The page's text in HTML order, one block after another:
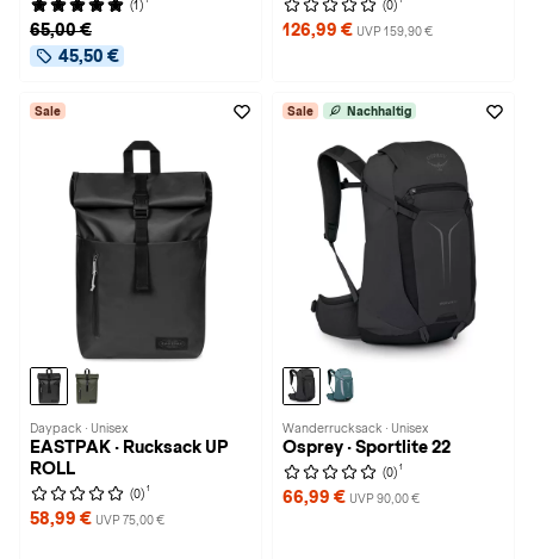
(1)
65,00 €
45,50 €
(0)
126,99 € UVP 159,90 €
Sale
Daypack · Unisex
EASTPAK · Rucksack UP
ROLL
(0) 1
58,99 € UVP 75,00 €
Sale Nachhaltig
Wanderrucksack · Unisex
Osprey · Sportlite 22
(0) 1
66,99 € UVP 90,00 €